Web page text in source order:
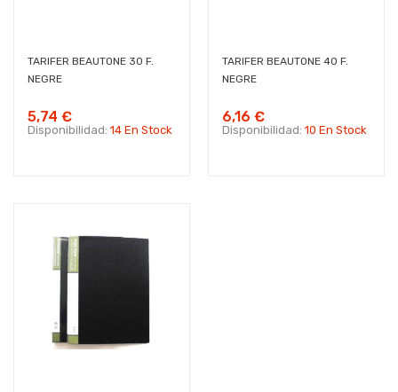
TARIFER BEAUTONE 30 F.
NEGRE
5,74 €
Disponibilidad: 14 En Stock
TARIFER BEAUTONE 40 F.
NEGRE
6,16 €
Disponibilidad: 10 En Stock